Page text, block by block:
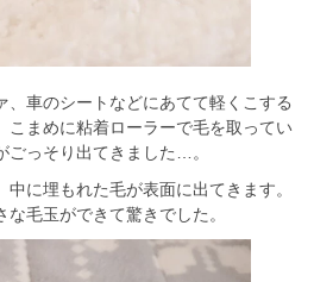
、車のシートなどにあてて軽くこする
こまめに粘着ローラーで毛を取ってい
ごっそり出てきました…。
に埋もれた毛が表面に出てきます。
毛玉ができて驚きでした。